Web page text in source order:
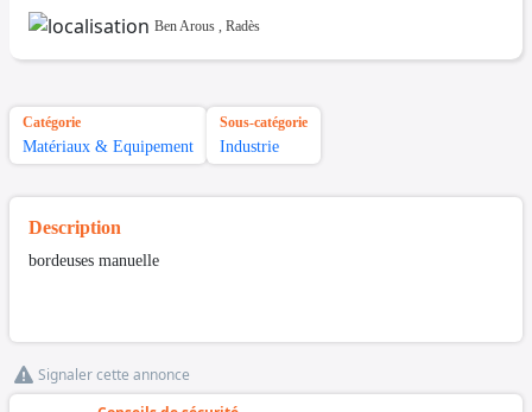
Ben Arous , Radès
Catégorie
Matériaux & Equipement
Sous-catégorie
Industrie
Description
bordeuses manuelle
Signaler cette annonce